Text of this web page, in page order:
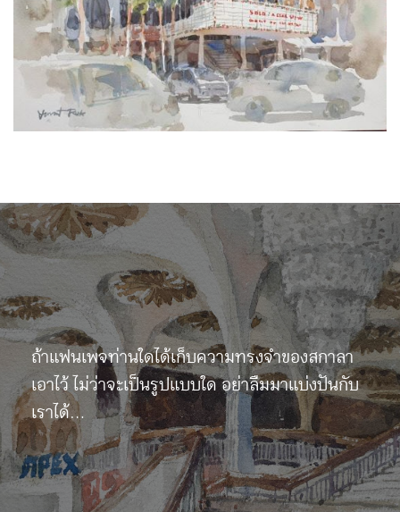
ถ้าแฟนเพจท่านใดได้เก็บความทรงจำของสกาลา
เอาไว้ ไม่ว่าจะเป็นรูปแบบใด อย่าลืมมาแบ่งปันกับ
เราได้…